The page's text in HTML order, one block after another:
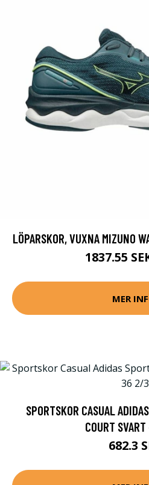
LÖPARSKOR, VUXNA MIZUNO
1837.55
MER
SPORTSKOR CASUAL
COURT
682.3